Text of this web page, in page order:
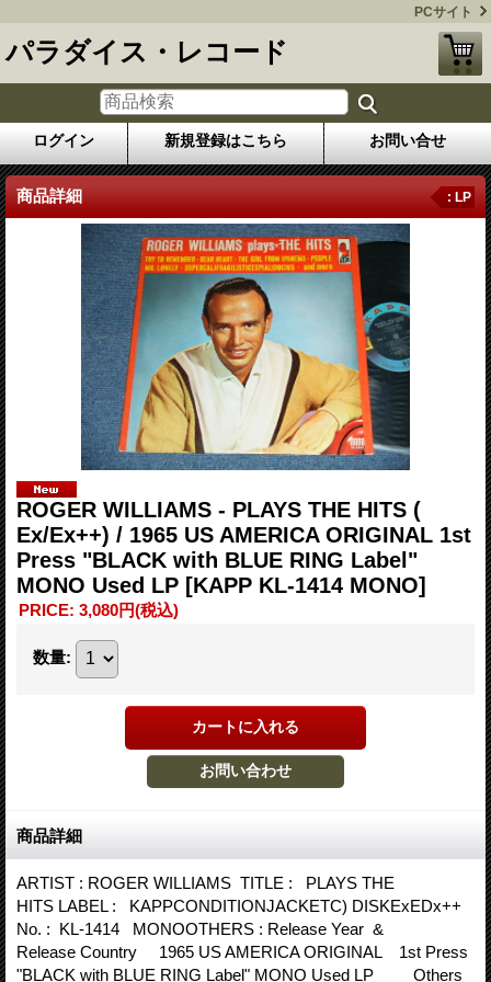
PCサイト
パラダイス・レコード
ログイン 新規登録はこちら お問い合せ
商品詳細 : LP
ROGER WILLIAMS - PLAYS THE HITS (
Ex/Ex++) / 1965 US AMERICA ORIGINAL 1st
Press "BLACK with BLUE RING Label"
MONO Used LP [KAPP KL-1414 MONO]
PRICE: 3,080円(税込)
数量:
商品詳細
ARTIST : ROGER WILLIAMS TITLE : PLAYS THE
HITS LABEL : KAPPCONDITIONJACKETC) DISKExEDx++
No. : KL-1414 MONOOTHERS : Release Year &
Release Country 1965 US AMERICA ORIGINAL 1st Press
"BLACK with BLUE RING Label" MONO Used LP Others